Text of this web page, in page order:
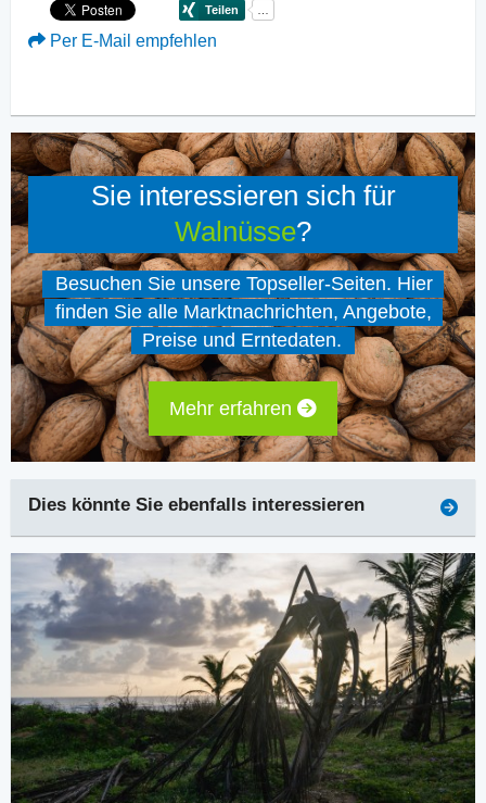
Per E-Mail empfehlen
Sie interessieren sich für
Walnüsse?
Besuchen Sie unsere Topseller-Seiten. Hier
finden Sie alle Marktnachrichten, Angebote,
Preise und Erntedaten.
Mehr erfahren
Dies könnte Sie ebenfalls interessieren